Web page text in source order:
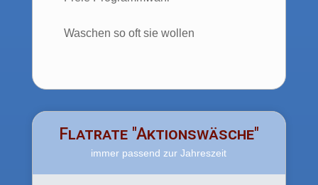
Waschen so oft sie wollen
Flatrate "Aktionswäsche"
immer passend zur Jahreszeit